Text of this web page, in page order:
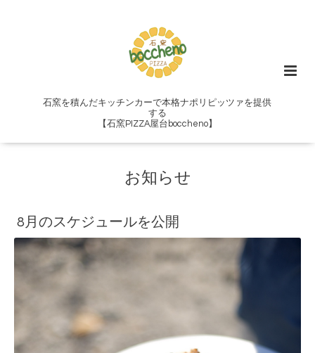
石窯を積んだキッチンカーで本格ナポリピッツァを提供
する
【石窯PIZZA屋台boccheno】
お知らせ
8月のスケジュールを公開